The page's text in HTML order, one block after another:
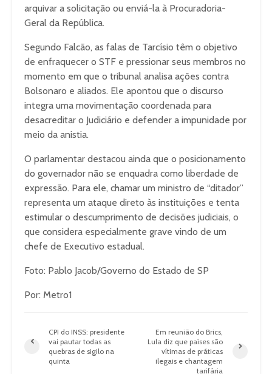
arquivar a solicitação ou enviá-la à Procuradoria-
Geral da República.
Segundo Falcão, as falas de Tarcísio têm o objetivo
de enfraquecer o STF e pressionar seus membros no
momento em que o tribunal analisa ações contra
Bolsonaro e aliados. Ele apontou que o discurso
integra uma movimentação coordenada para
desacreditar o Judiciário e defender a impunidade por
meio da anistia.
O parlamentar destacou ainda que o posicionamento
do governador não se enquadra como liberdade de
expressão. Para ele, chamar um ministro de “ditador”
representa um ataque direto às instituições e tenta
estimular o descumprimento de decisões judiciais, o
que considera especialmente grave vindo de um
chefe de Executivo estadual.
Foto: Pablo Jacob/Governo do Estado de SP
Por: Metro1
CPI do INSS: presidente
vai pautar todas as
quebras de sigilo na
quinta
Em reunião do Brics,
Lula diz que países são
vítimas de práticas
ilegais e chantagem
tarifária